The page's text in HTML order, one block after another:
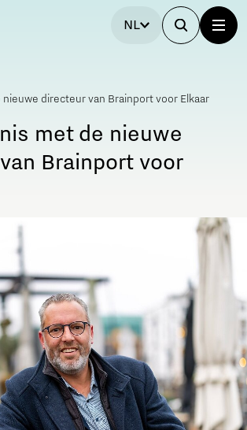
NL
nieuwe directeur van Brainport voor Elkaar
met de nieuwe
Brainport voor